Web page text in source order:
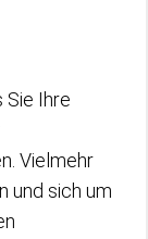
Sie Ihre
Vielmehr
und sich um